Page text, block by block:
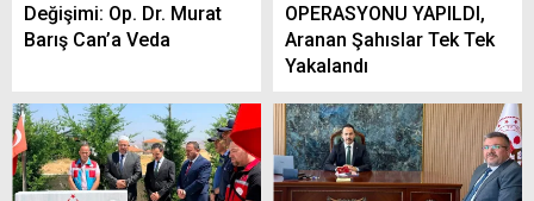
Değişimi: Op. Dr. Murat
Barış Can’a Veda
OPERASYONU YAPILDI,
Aranan Şahıslar Tek Tek
Yakalandı